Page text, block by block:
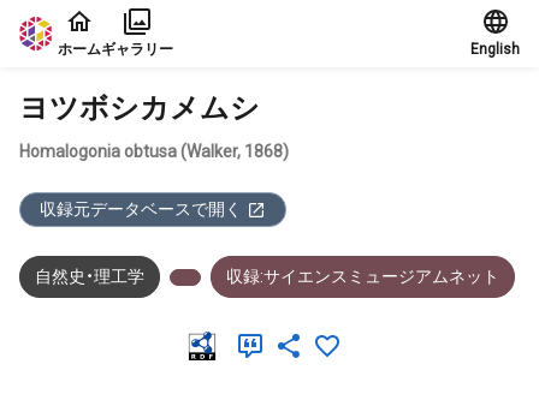
本文に飛ぶ
ホームギャラリー English
ヨツボシカメムシ
Homalogonia obtusa (Walker, 1868)
収録元データベースで開く
自然史・理工学 収録:サイエンスミュージアムネット